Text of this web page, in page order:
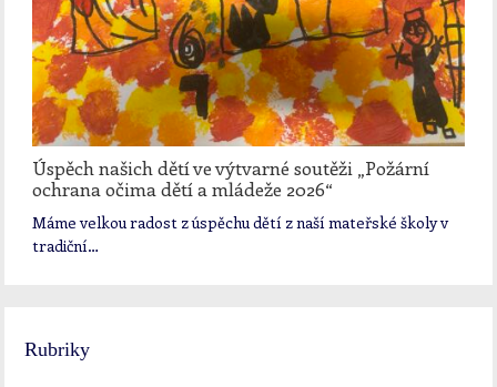
Úspěch našich dětí ve výtvarné soutěži „Požární
ochrana očima dětí a mládeže 2026“
Máme velkou radost z úspěchu dětí z naší mateřské školy v
tradiční…
Rubriky